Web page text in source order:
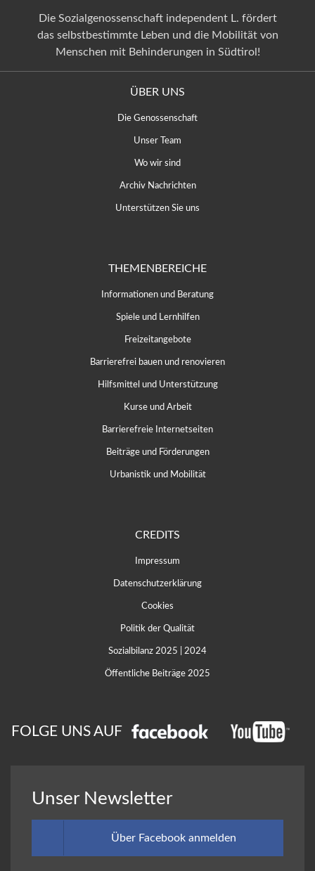
Die Sozialgenossenschaft independent L. fördert
das selbstbestimmte Leben und die Mobilität von
Menschen mit Behinderungen in Südtirol!
ÜBER UNS
Die Genossenschaft
Unser Team
Wo wir sind
Archiv Nachrichten
Unterstützen Sie uns
THEMENBEREICHE
Informationen und Beratung
Spiele und Lernhilfen
Freizeitangebote
Barrierefrei bauen und renovieren
Hilfsmittel und Unterstützung
Kurse und Arbeit
Barrierefreie Internetseiten
Beiträge und Förderungen
Urbanistik und Mobilität
CREDITS
Impressum
Datenschutzerklärung
Cookies
Politik der Qualität
Sozialbilanz 2025 2024
Öffentliche Beiträge 2025
FOLGE UNS AUF
Unser Newsletter
Über Facebook anmelden